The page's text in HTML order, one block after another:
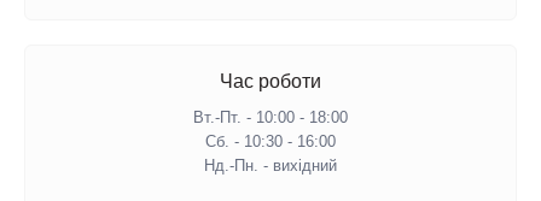
Час роботи
Вт.-Пт. - 10:00 - 18:00
Сб. - 10:30 - 16:00
Нд.-Пн. - вихідний